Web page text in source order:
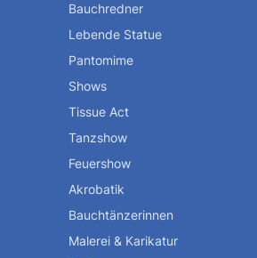
Bauchredner
Lebende Statue
Pantomime
Shows
Tissue Act
Tanzshow
Feuershow
Akrobatik
Bauchtänzerinnen
Malerei & Karikatur